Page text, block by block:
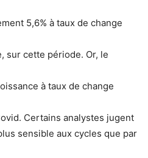
5,6% à taux de change
sur cette période. Or, le
à taux de change
Certains analystes jugent
sensible aux cycles que par